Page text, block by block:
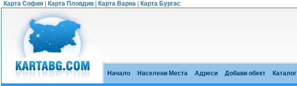
Карта София Карта Пловдив Карта Варна Карта Бургас
Начало Населени Места Адреси Добави обект Каталог